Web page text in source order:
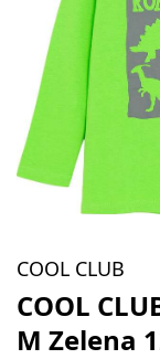
COOL CLUB
COOL
M Zelena